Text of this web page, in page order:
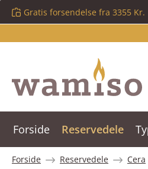
til hovedindhold
Spring til søgning
Gå til hovednavigation
Gratis forsendelse fra 3355 Kr.
Forside Reservedele
Forside Reservedele Cera